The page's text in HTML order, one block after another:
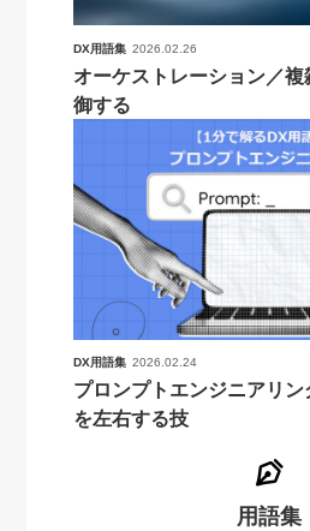
DX用語集 2026.02.26
オーケストレーション／複
御する
DX用語集 2026.02.24
プロンプトエンジニアリ
を左右する技
用語集